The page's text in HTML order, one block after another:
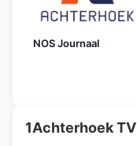
NOS Journaal
1Achterhoek TV